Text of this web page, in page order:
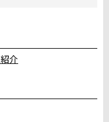
第一ビル）
ー
介